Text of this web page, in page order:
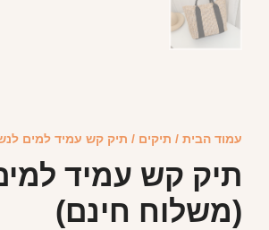
עמוד הבית / תיקים / תיק קש עמיד למים
תיק קש עמיד
(משלוח חינם)